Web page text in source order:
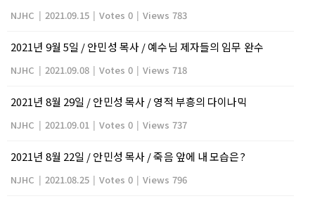
NJHC | 2021.09.15 | Votes 0 | Views 783
2021년 9월 5일 / 안민성 목사 / 예수님 제자들의 임무 완수
NJHC | 2021.09.08 | Votes 0 | Views 718
2021년 8월 29일 / 안민성 목사 / 영적 부흥의 다이나믹
NJHC | 2021.09.01 | Votes 0 | Views 737
2021년 8월 22일 / 안민성 목사 / 죽음 앞에 내 모습은?
NJHC | 2021.08.25 | Votes 0 | Views 796